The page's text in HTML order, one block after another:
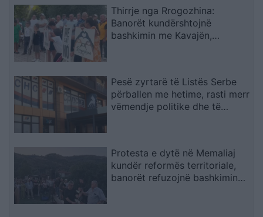
Thirrje nga Rrogozhina:
Banorët kundërshtojnë
bashkimin me Kavajën,
Pesë zyrtarë të Listës Serbe
përballen me hetime, rasti merr
vëmendje politike dhe të
Protesta e dytë në Memaliaj
kundër reformës territoriale,
banorët refuzojnë bashkimin